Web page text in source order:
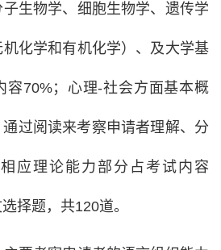
子生物学、细胞生物学、遗传学
化学和有机化学）、及大学基
容70%；心理-社会方面基本概
过阅读来考察申请者理解、分
应理论能力部分占考试内容
择题，共120道。